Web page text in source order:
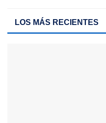
LOS MÁS RECIENTES